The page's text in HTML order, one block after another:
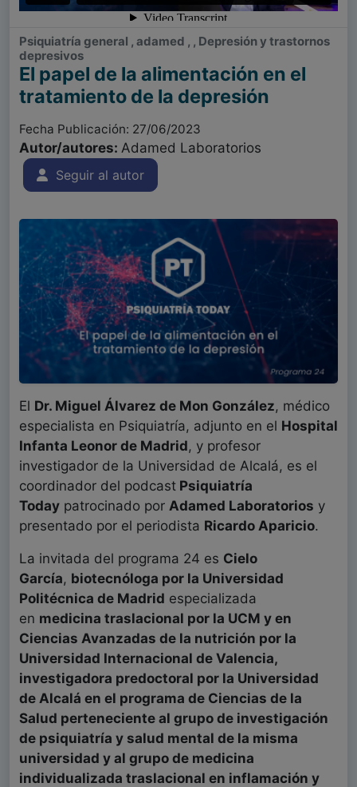
Psiquiatría general , adamed , , Depresión y trastornos
depresivos
El papel de la alimentación en el
tratamiento de la depresión
Fecha Publicación: 27/06/2023
Autor/autores: Adamed Laboratorios
Seguir al autor
El Dr. Miguel Álvarez de Mon González, médico
especialista en Psiquiatría, adjunto en el Hospital
Infanta Leonor de Madrid, y profesor
investigador de la Universidad de Alcalá, es el
coordinador del podcast Psiquiatría
Today patrocinado por Adamed Laboratorios y
presentado por el periodista Ricardo Aparicio.
La invitada del programa 24 es Cielo
García, biotecnóloga por la Universidad
Politécnica de Madrid especializada
en medicina traslacional por la UCM y en
Ciencias Avanzadas de la nutrición por la
Universidad Internacional de Valencia,
investigadora predoctoral por la Universidad
de Alcalá en el programa de Ciencias de la
Salud perteneciente al grupo de investigación
de psiquiatría y salud mental de la misma
universidad y al grupo de medicina
individualizada traslacional en inflamación y